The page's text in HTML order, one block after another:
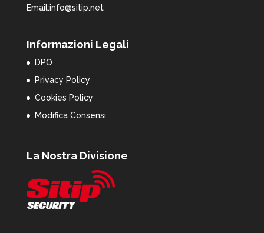
Email:info@sitip.net
Informazioni Legali
DPO
Privacy Policy
Cookies Policy
Modifica Consensi
La Nostra Divisione